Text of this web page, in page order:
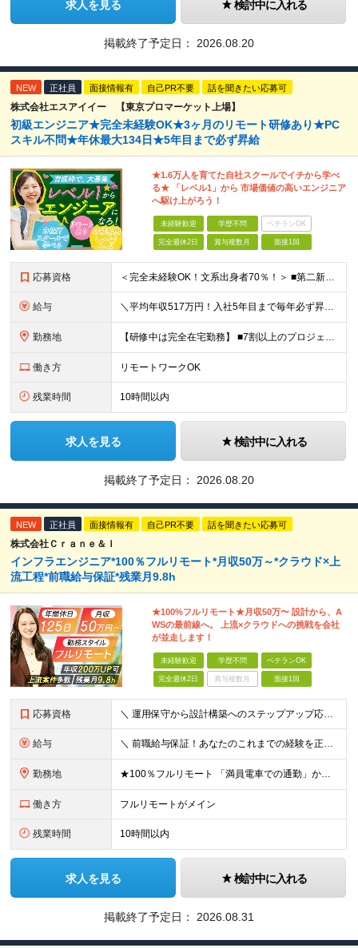
求人を見る 検討中に入れる
掲載終了予定日： 2026.08.20
NEW 正社員 面接情報有 自己PR不要 話を聞きたい応募可
株式会社エスアイイー 【東京プロマーケット上場】
初級エンジニア★完全未経験OK★3ヶ月のリモート研修あり★PC
スキル不問★年休最大134日★5年目まで必ず昇給
★1.6万人を育てた自社スクールでイチから学べ
る★ 「レベル1」から 市場価値の高いエンジニア
へ駆け上がろう！
未経験歓迎 学歴不問 ベテランOK
完全週休2日 賞与複数月 面接1回
応募資格 ＜完全未経験OK！文系出身者70％！＞ ■第二新卒歓迎 ■学歴・経歴不問・社会人未経験もOK ■20代を中心に活躍中◎ ★☆先輩たちの前職☆★ 元アパレルスタッフや塾講師、介護士、事務、営業など社員
給与 ＼平均年収517万円！入社5年目まで毎年必ず昇給／ ■賞与年3回 ■年収800万円以上も可 ■入社3年以上の平均年収469.2万円 月給23万2000円以上＋賞与年3回＋各種手当 ☆入社5年目まで最
勤務地 【研修中は完全在宅勤務】 ■7割以上のプロジェクトでリモートワークを導入 ■一都三県のプロジェクト先 ■転居を伴う転勤なし ＜プロジェクト先＞ 東京・神奈川・千葉・埼玉でのプロジェクト先にて勤務いた
働き方 リモートワークOK
残業時間 10時間以内
求人を見る 検討中に入れる
掲載終了予定日： 2026.08.20
NEW 正社員 面接情報有 自己PR不要 話を聞きたい応募可
株式会社Ｃｒａｎｅ＆Ｉ
インフラエンジニア*100％フルリモート*月収50万～*クラウド×上
流工程*前職給与保証*残業月9.8h
★100%フルリモート★月収50万〜 設計から、A
WSの最前線へ。 上流×クラウドへの挑戦を会社
が並走します！
未経験歓迎 学歴不問 ベテランOK
完全週休2日 賞与複数月 面接1回
応募資格 ＼ 運用保守から設計構築へのステップアップ応援！ ／ ★学歴・分野不問（運用保守経験のみでも歓迎） ★「設計・構築に挑戦したい」「市場価値を高めたい」という意欲を重視！ ┗豊富な案件（SIer直下など
給与 ＼ 前職給与保証！あなたのこれまでの経験を正当評価 ／ ★月収50万円～スタート！【年俸600万～1,162万8,000円（12分割）】 ――「頑張りが給与に直結しない…」そんな不満とは無縁の環境で
勤務地 ★100％フルリモート 「満員電車での通勤」から卒業できます！ ★転勤なし 【本社】 東京都新宿区神楽坂1-2 研究社英語センタービル3階 本社またはプロジェクト先にて勤務いただきます！ ※プロジ
働き方 フルリモートがメイン
残業時間 10時間以内
求人を見る 検討中に入れる
掲載終了予定日： 2026.08.31